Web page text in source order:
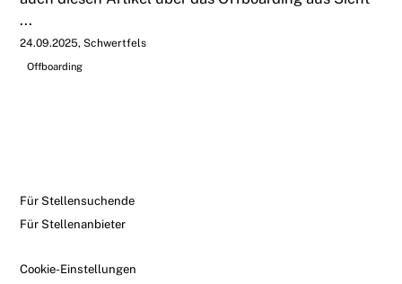
...
24.09.2025 Schwertfels
Offboarding
Für Stellensuchende
Für Stellenanbieter
Cookie-Einstellungen